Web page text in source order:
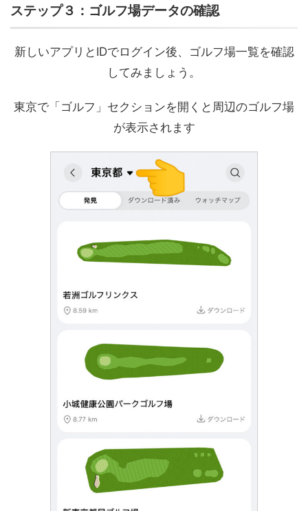
ステップ３：ゴルフ場データの確認
新しいアプリとIDでログイン後、ゴルフ場一覧を確認
してみましょう。
東京で「ゴルフ」セクションを開くと周辺のゴルフ場
が表示されます